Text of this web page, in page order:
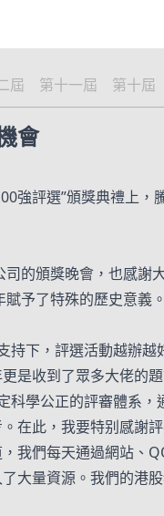
屆 第十一屆 第十屆
會
強評選”頒獎典禮上
的頒獎晚會，也感謝
予了特殊的歷史意
下，評選活動越辦
是收到了眾多大佬的題
學公正的評審體系
在此，我要特别感謝
我們每天通過網站、
大量資源。我們的